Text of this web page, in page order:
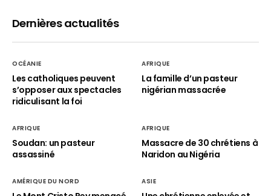
Dernières actualités
OCÉANIE
Les catholiques peuvent
s’opposer aux spectacles
ridiculisant la foi
AFRIQUE
La famille d’un pasteur
nigérian massacrée
AFRIQUE
Soudan: un pasteur
assassiné
AFRIQUE
Massacre de 30 chrétiens à
Naridon au Nigéria
AMÉRIQUE DU NORD ASIE